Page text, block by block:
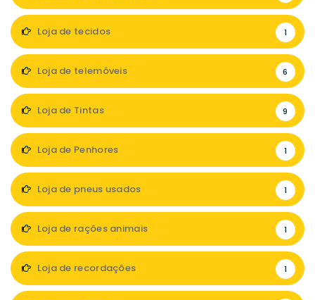
Loja de tecidos 1
Loja de telemóveis 6
Loja de Tintas 9
Loja de Penhores 1
Loja de pneus usados 1
Loja de rações animais 1
Loja de recordações 1